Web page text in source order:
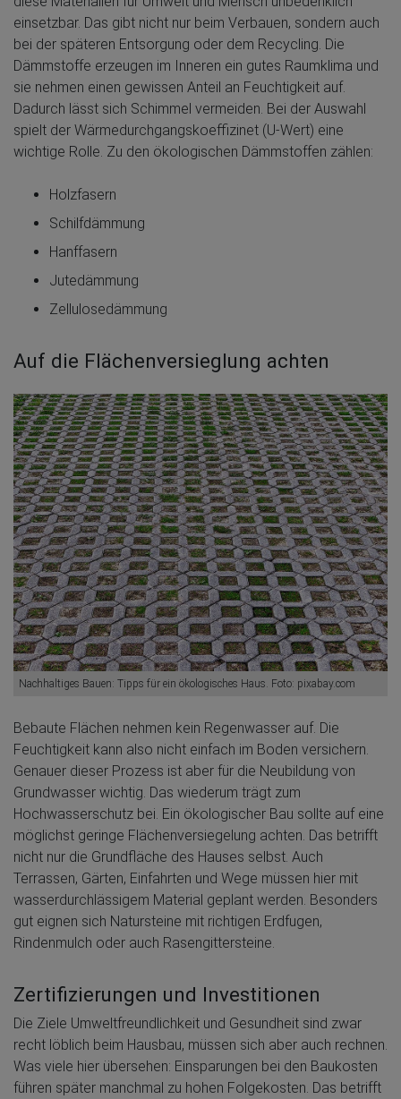
einsetzbar. Das gibt nicht nur beim Verbauen, sondern auch
bei der späteren Entsorgung oder dem Recycling. Die
Dämmstoffe erzeugen im Inneren ein gutes Raumklima und
sie nehmen einen gewissen Anteil an Feuchtigkeit auf.
Dadurch lässt sich Schimmel vermeiden. Bei der Auswahl
spielt der Wärmedurchgangskoeffizinet (U-Wert) eine
wichtige Rolle. Zu den ökologischen Dämmstoffen zählen:
Holzfasern
Schilfdämmung
Hanffasern
Jutedämmung
Zellulosedämmung
Auf die Flächenversieglung achten
Nachhaltiges Bauen: Tipps für ein ökologisches Haus. Foto: pixabay.com
Bebaute Flächen nehmen kein Regenwasser auf. Die
Feuchtigkeit kann also nicht einfach im Boden versichern.
Genauer dieser Prozess ist aber für die Neubildung von
Grundwasser wichtig. Das wiederum trägt zum
Hochwasserschutz bei. Ein ökologischer Bau sollte auf eine
möglichst geringe Flächenversiegelung achten. Das betrifft
nicht nur die Grundfläche des Hauses selbst. Auch
Terrassen, Gärten, Einfahrten und Wege müssen hier mit
wasserdurchlässigem Material geplant werden. Besonders
gut eignen sich Natursteine mit richtigen Erdfugen,
Rindenmulch oder auch Rasengittersteine.
Zertifizierungen und Investitionen
Die Ziele Umweltfreundlichkeit und Gesundheit sind zwar
recht löblich beim Hausbau, müssen sich aber auch rechnen.
Was viele hier übersehen: Einsparungen bei den Baukosten
führen später manchmal zu hohen Folgekosten. Das betrifft